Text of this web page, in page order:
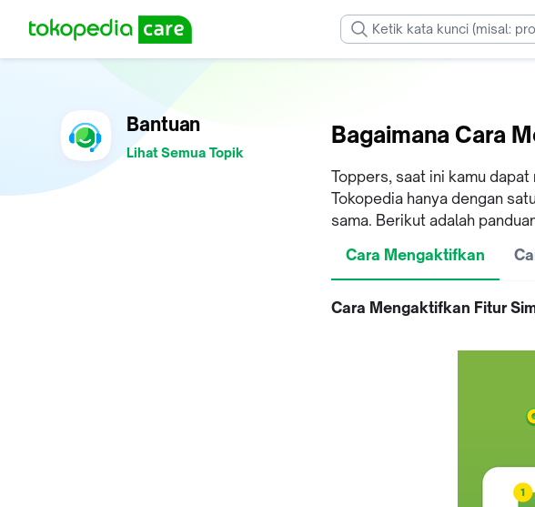
Bantuan
Lihat Semua Topik
Bagaimana Cara
Toppers, saat ini kamu
Tokopedia hanya dengan
sama. Berikut adalah
Cara Mengaktifkan
Cara Mengaktifkan Fitur